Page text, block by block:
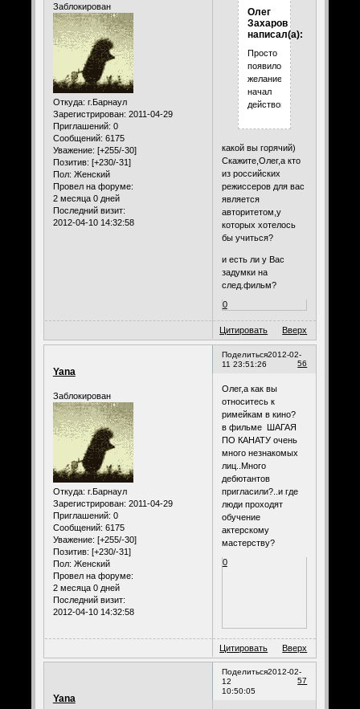
Заблокирован
Откуда: г.Барнаул
Зарегистрирован: 2011-04-29
Приглашений: 0
Сообщений: 6175
Уважение: [+255/-30]
Позитив: [+230/-31]
Пол: Женский
Провел на форуме:
2 месяца 0 дней
Последний визит:
2012-04-10 14:32:58
Олег
Захаров
написал(а):
Просто
появилось
желание,сразу
начал
действовать!
какой вы горячий)
Скажите,Олег,а кто
из российских
режиссеров для вас
является
авторитетом,у
которых хотелось
бы учиться?
и есть ли у Вас
задумки на
след.фильм?
0
Цитировать Вверх
Поделиться
56
2012-02-
11 23:51:26
Yana
Заблокирован
Откуда: г.Барнаул
Зарегистрирован: 2011-04-29
Приглашений: 0
Сообщений: 6175
Уважение: [+255/-30]
Позитив: [+230/-31]
Пол: Женский
Провел на форуме:
2 месяца 0 дней
Последний визит:
2012-04-10 14:32:58
Олег,а как вы
относитесь к
римейкам в кино?
в фильме ШАГАЯ
ПО КАНАТУ очень
много незнакомых
лиц..Много
дебютантов
пригласили?..и где
люди проходят
обучение
актерскому
мастерству?
0
Цитировать Вверх
Поделиться
57
2012-02-
12
10:50:05
Yana